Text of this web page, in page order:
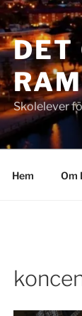
DET
Skolelever
Hem Om